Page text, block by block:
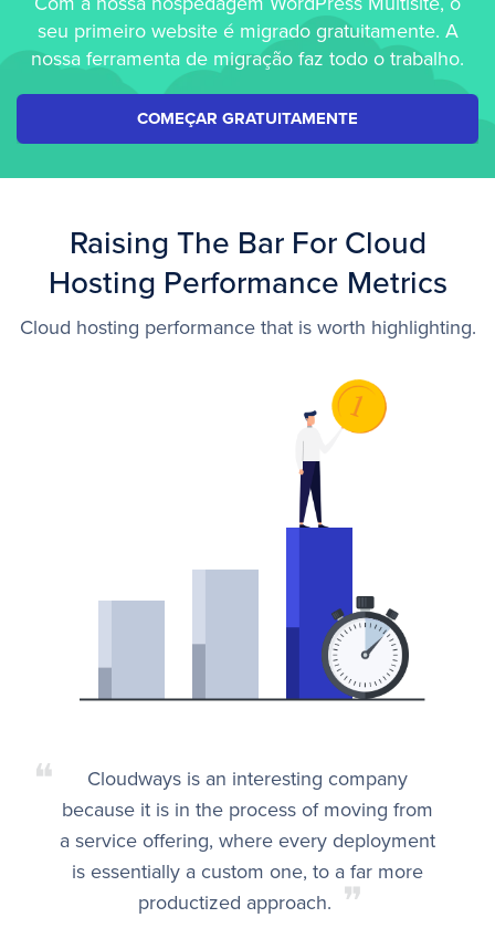
seu primeiro website é migrado gratuitamente. A
nossa ferramenta de migração faz todo o trabalho.
COMEÇAR GRATUITAMENTE
Raising The Bar For Cloud
Hosting Performance Metrics
Cloud hosting performance that is worth highlighting.
❝
Cloudways is an interesting company
because it is in the process of moving from
a service offering, where every deployment
is essentially a custom one, to a far more
productized approach. ❞